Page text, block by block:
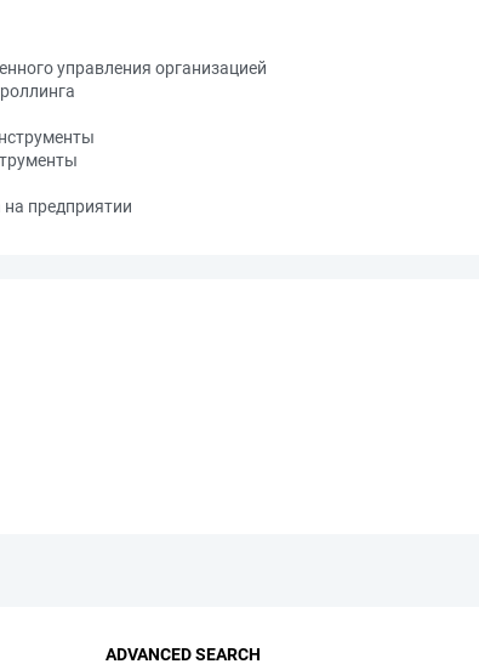
управления организацией
предприятии
ADVANCED SEARCH